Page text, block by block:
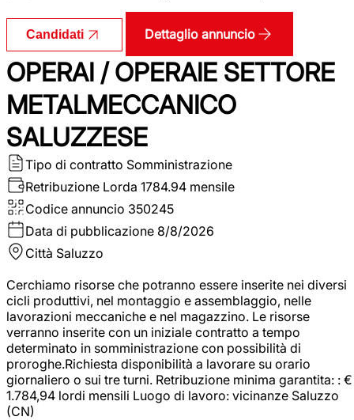
Candidati Dettaglio annuncio
OPERAI / OPERAIE SETTORE
METALMECCANICO
SALUZZESE
Tipo di contratto Somministrazione
Retribuzione Lorda 1784.94 mensile
Codice annuncio 350245
Data di pubblicazione 8/8/2026
Città Saluzzo
Cerchiamo risorse che potranno essere inserite nei diversi
cicli produttivi, nel montaggio e assemblaggio, nelle
lavorazioni meccaniche e nel magazzino. Le risorse
verranno inserite con un iniziale contratto a tempo
determinato in somministrazione con possibilità di
proroghe.Richiesta disponibilità a lavorare su orario
giornaliero o sui tre turni. Retribuzione minima garantita: : €
1.784,94 lordi mensili Luogo di lavoro: vicinanze Saluzzo
(CN)